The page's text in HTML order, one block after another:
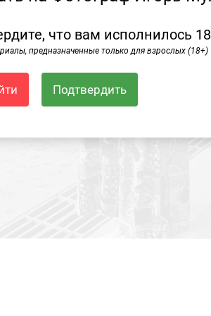
что вам исполнилось
предназначенные только для взрослых (18+)
Подтвердить